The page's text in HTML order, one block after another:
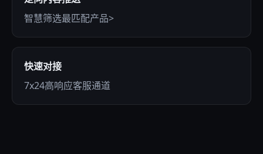
智慧筛选最匹配产品>
快速对接
7x24高响应客服通道